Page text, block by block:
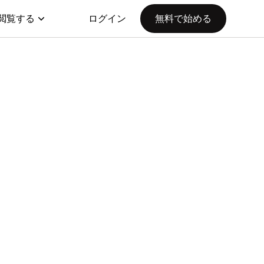
覧する ログイン 無料で始める